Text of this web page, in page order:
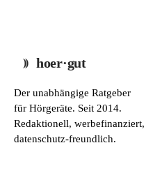
hoer·gut
Der unabhängige Ratgeber
für Hörgeräte. Seit 2014.
Redaktionell, werbefinanziert,
datenschutz-freundlich.